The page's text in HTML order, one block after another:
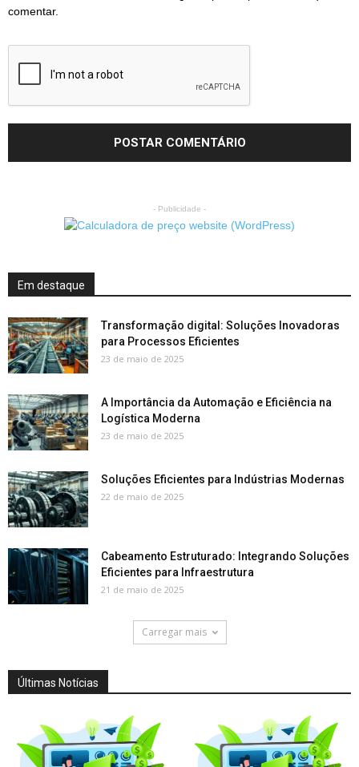
comentar.
- Publicidade -
Em destaque
Transformação digital: Soluções Inovadoras
para Processos Eficientes
23 de maio de 2025
A Importância da Automação e Eficiência na
Logística Moderna
23 de maio de 2025
Soluções Eficientes para Indústrias Modernas
22 de maio de 2025
Cabeamento Estruturado: Integrando Soluções
Eficientes para Infraestrutura
21 de maio de 2025
Carregar mais
Últimas Notícias